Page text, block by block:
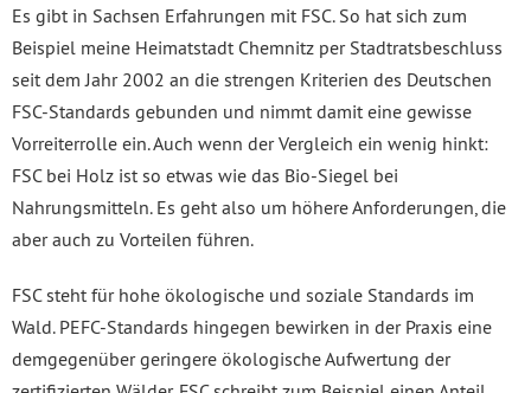
Es gibt in Sachsen Erfahrungen mit FSC. So hat sich zum
Beispiel meine Heimatstadt Chemnitz per Stadtratsbeschluss
seit dem Jahr 2002 an die strengen Kriterien des Deutschen
FSC-Standards gebunden und nimmt damit eine gewisse
Vorreiterrolle ein. Auch wenn der Vergleich ein wenig hinkt:
FSC bei Holz ist so etwas wie das Bio-Siegel bei
Nahrungsmitteln. Es geht also um höhere Anforderungen, die
aber auch zu Vorteilen führen.
FSC steht für hohe ökologische und soziale Standards im
Wald. PEFC-Standards hingegen bewirken in der Praxis eine
demgegenüber geringere ökologische Aufwertung der